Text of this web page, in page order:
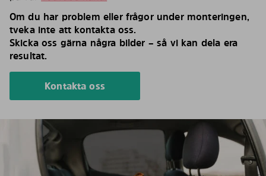
Om du har problem eller frågor under monteringen,
tveka inte att kontakta oss.
Skicka oss gärna några bilder – så vi kan dela era
resultat.
Kontakta oss